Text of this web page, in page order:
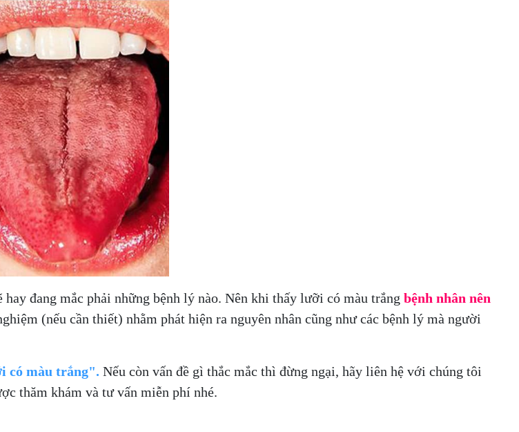
đang mắc phải những bệnh lý nào. Nên khi thấy lưỡi có màu trắng bệnh nhân nên
(nếu cần thiết) nhằm phát hiện ra nguyên nhân cũng như các bệnh lý mà người
có màu trắng". Nếu còn vấn đề gì thắc mắc thì đừng ngại, hãy liên hệ với chúng tôi
thăm khám và tư vấn miễn phí nhé.